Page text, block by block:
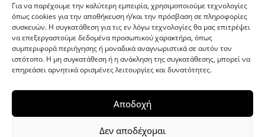
Για να παρέχουμε την καλύτερη εμπειρία, χρησιμοποιούμε τεχνολογίες
όπως cookies για την αποθήκευση ή/και την πρόσβαση σε πληροφορίες
συσκευών. Η συγκατάθεση για τις εν λόγω τεχνολογίες θα μας επιτρέψει
να επεξεργαστούμε δεδομένα προσωπικού χαρακτήρα, όπως
συμπεριφορά περιήγησης ή μοναδικά αναγνωριστικά σε αυτόν τον
ιστότοπο. Η μη συγκατάθεση ή η ανάκληση της συγκατάθεσης, μπορεί να
επηρεάσει αρνητικά ορισμένες λειτουργίες και δυνατότητες.
Αποδοχή
Δεν αποδέχομαι
G-point.gr